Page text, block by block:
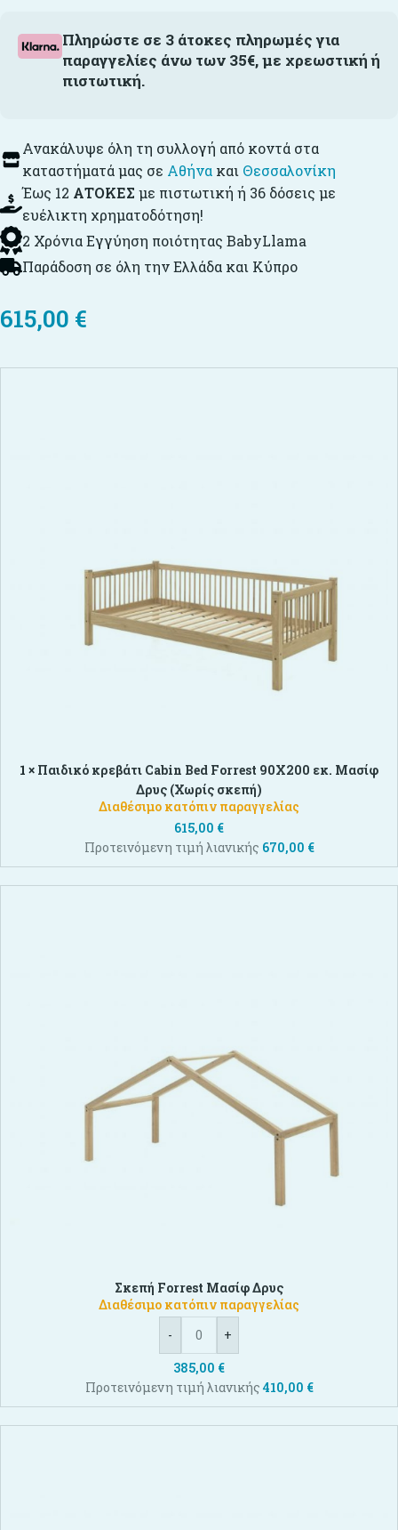
Πληρώστε σε 3 άτοκες πληρωμές για
παραγγελίες άνω των 35€, με χρεωστική ή
πιστωτική.
Ανακάλυψε όλη τη συλλογή από κοντά στα
καταστήματά μας σε Αθήνα και Θεσσαλονίκη
Έως 12 ΑΤΟΚΕΣ με πιστωτική ή 36 δόσεις με
ευέλικτη χρηματοδότηση!
2 Χρόνια Εγγύηση ποιότητας BabyLlama
Παράδοση σε όλη την Ελλάδα και Κύπρο
615,00 €
1 × Παιδικό κρεβάτι Cabin Bed Forrest 90X200 εκ. Μασίφ
Δρυς (Χωρίς σκεπή)
Διαθέσιμο κατόπιν παραγγελίας
615,00 €
Προτεινόμενη τιμή λιανικής 670,00 €
Σκεπή Forrest Μασίφ Δρυς
Διαθέσιμο κατόπιν παραγγελίας
-
+
385,00 €
Προτεινόμενη τιμή λιανικής410,00 €